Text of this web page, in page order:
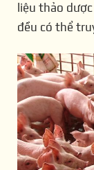
liệu thảo
đều có thể